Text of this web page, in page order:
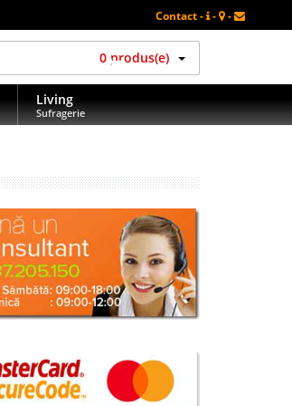
Contact - - -
0 produs(e)
Living
Sufragerie